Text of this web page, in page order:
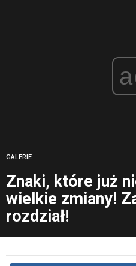
GALERIE
Znaki, które już
wielkie zmiany!
rozdział!